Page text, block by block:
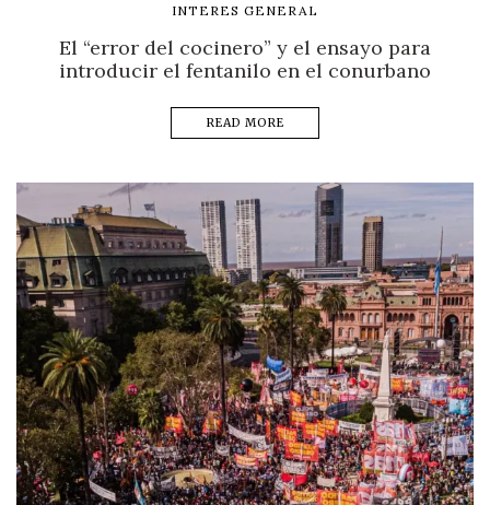
INTERES GENERAL
El “error del cocinero” y el ensayo para
introducir el fentanilo en el conurbano
READ MORE